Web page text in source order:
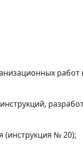
работ
(инструкция № 20);